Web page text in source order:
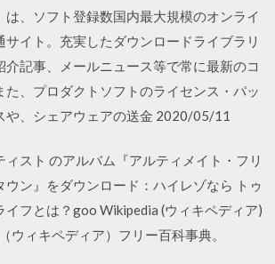
、ソフト登録数国内最大規模のオンライ
サイト。充実したダウンロードライブラリ
介記事、メールニュース等で常に最新のコ
た、プロダクトソフトのライセンス・パッ
や、シェアウェアの送金 2020/05/11
ィスト のアルバム『アルティメイト・フリ
ウン』をダウンロード：ハイレゾなら トゥ
イフとは？goo Wikipedia (ウィキペディア)
ウィキペディア）フリー百科事典。